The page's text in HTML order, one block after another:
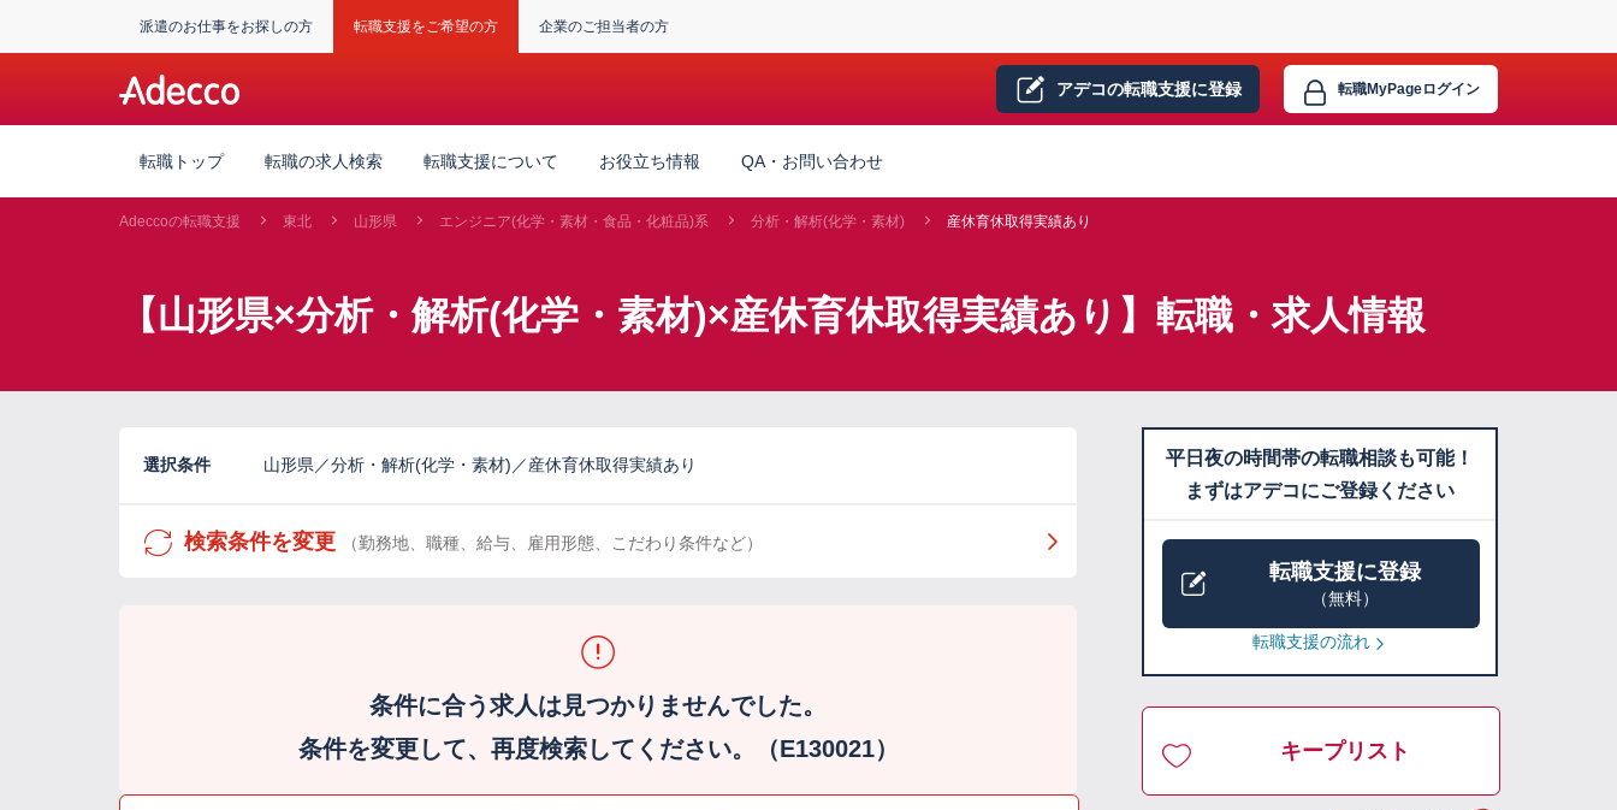
派遣のお仕事をお探しの方 転職支援をご希望の方 企業のご担当者の方
アデコの転職支援に登録 転職MyPageログイン
転職トップ 転職の求人検索 転職支援について お役立ち情報 QA・お問い合わせ
Adeccoの転職支援 東北 山形県 エンジニア(化学・素材・食品・化粧品)系 分析・解析(化学・素材) 産休育休取得実績あり
【山形県×分析・解析(化学・素材)×産休育休取得実績あり】転職・求人情報
選択条件 山形県／分析・解析(化学・素材)／産休育休取得実績あり
検索条件を変更 （勤務地、職種、給与、雇用形態、こだわり条件など）
条件に合う求人は見つかりませんでした。
条件を変更して、再度検索してください。（E130021）
平日夜の時間帯の転職相談も可能！
まずはアデコにご登録ください
転職支援に登録
（無料）
転職支援の流れ
キープリスト